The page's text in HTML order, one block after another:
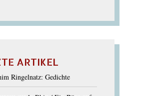
ARTIKEL
Ringelnatz: Gedichte